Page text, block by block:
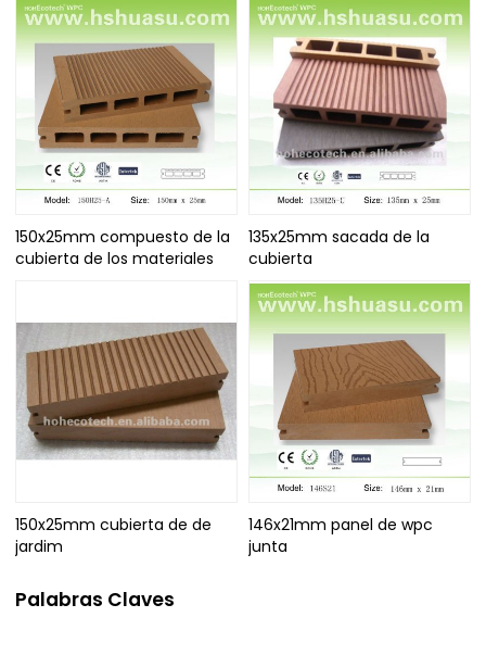
150x25mm compuesto de la
cubierta de los materiales
135x25mm sacada de la
cubierta
150x25mm cubierta de de
jardim
146x21mm panel de wpc
junta
Palabras Claves